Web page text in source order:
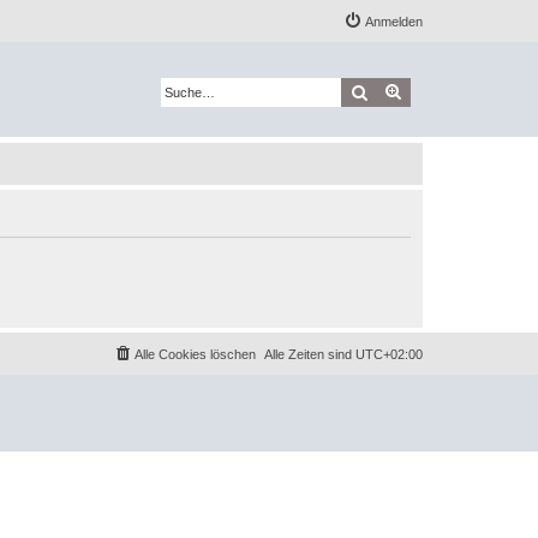
Anmelden
Suche
Alle Zeiten sind UTC+02:00
Alle Cookies löschen